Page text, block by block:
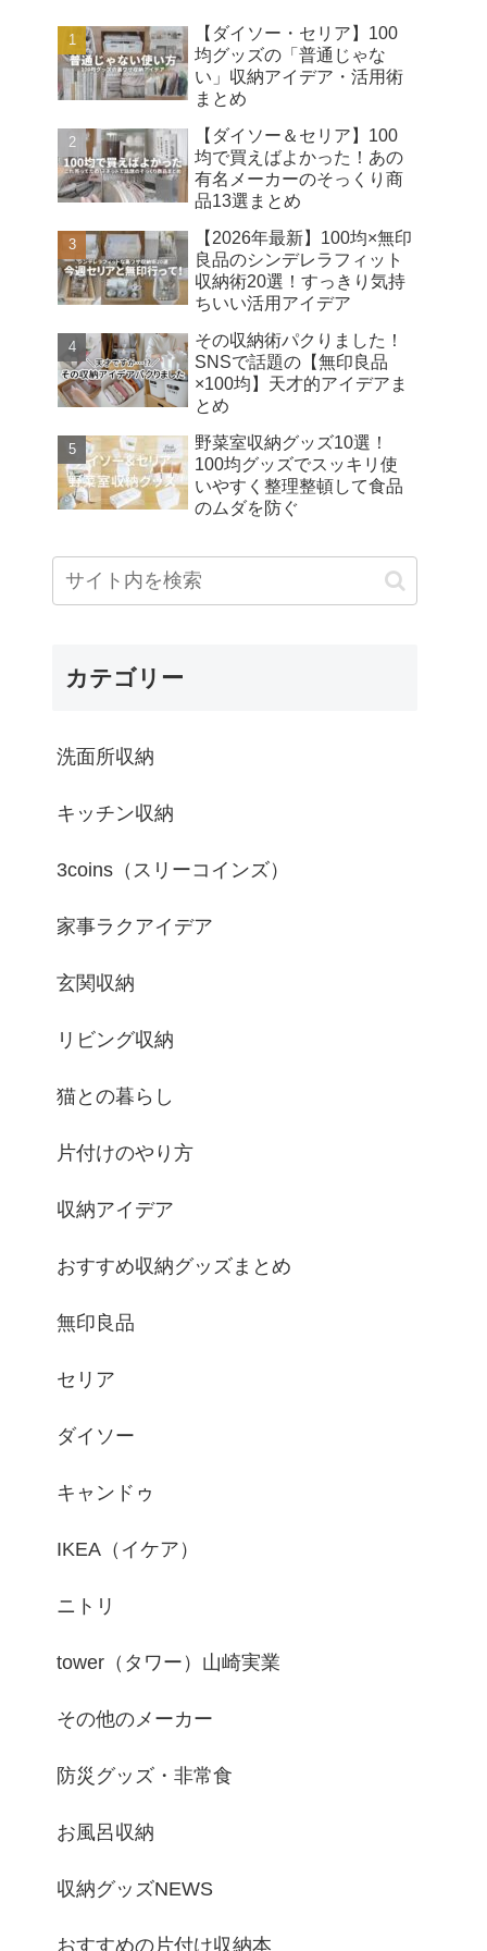
【ダイソー・セリア】100
均グッズの「普通じゃな
い」収納アイデア・活用術
まとめ
【ダイソー＆セリア】100
均で買えばよかった！あの
有名メーカーのそっくり商
品13選まとめ
【2026年最新】100均×無印
良品のシンデレラフィット
収納術20選！すっきり気持
ちいい活用アイデア
その収納術パクりました！
SNSで話題の【無印良品
×100均】天才的アイデアま
とめ
野菜室収納グッズ10選！
100均グッズでスッキリ使
いやすく整理整頓して食品
のムダを防ぐ
カテゴリー
洗面所収納
キッチン収納
3coins（スリーコインズ）
家事ラクアイデア
玄関収納
リビング収納
猫との暮らし
片付けのやり方
収納アイデア
おすすめ収納グッズまとめ
無印良品
セリア
ダイソー
キャンドゥ
IKEA（イケア）
ニトリ
tower（タワー）山崎実業
その他のメーカー
防災グッズ・非常食
お風呂収納
収納グッズNEWS
おすすめの片付け収納本